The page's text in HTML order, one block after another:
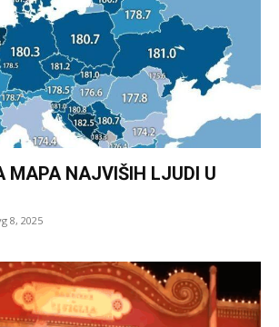
MAPA NAJVIŠIH LJUDI U
8, 2025